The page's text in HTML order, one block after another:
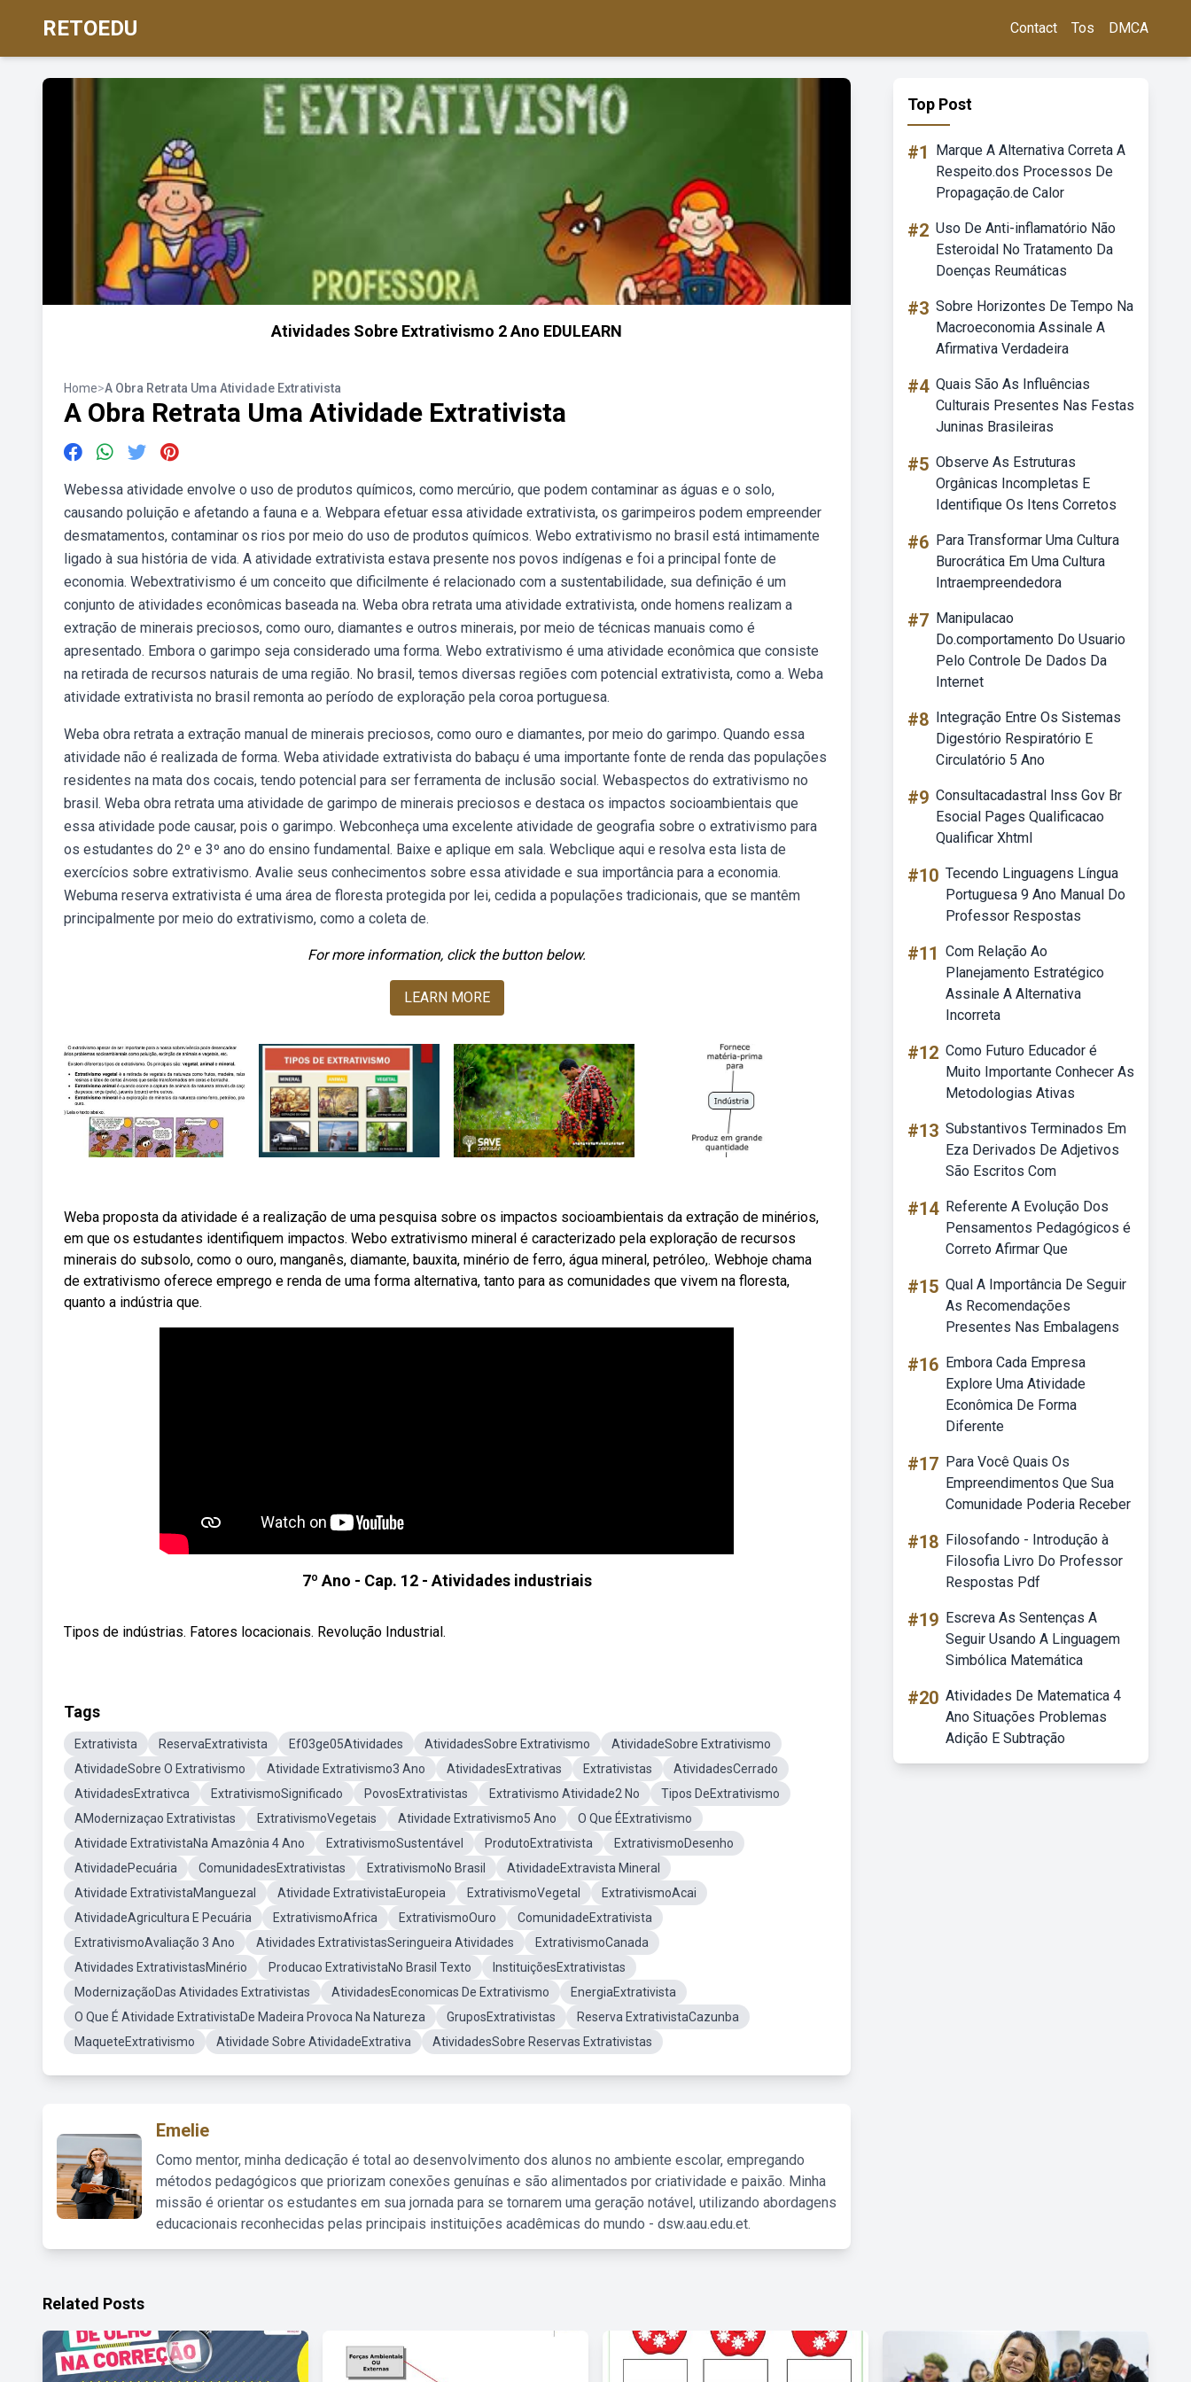
RETOEDU Contact Tos DMCA
Atividades Sobre Extrativismo 2 Ano EDULEARN
Home>A Obra Retrata Uma Atividade Extrativista
A Obra Retrata Uma Atividade Extrativista
Webessa atividade envolve o uso de produtos químicos, como mercúrio, que podem contaminar as águas e o solo,
causando poluição e afetando a fauna e a. Webpara efetuar essa atividade extrativista, os garimpeiros podem empreender
desmatamentos, contaminar os rios por meio do uso de produtos químicos. Webo extrativismo no brasil está intimamente
ligado à sua história de vida. A atividade extrativista estava presente nos povos indígenas e foi a principal fonte de
economia. Webextrativismo é um conceito que dificilmente é relacionado com a sustentabilidade, sua definição é um
conjunto de atividades econômicas baseada na. Weba obra retrata uma atividade extrativista, onde homens realizam a
extração de minerais preciosos, como ouro, diamantes e outros minerais, por meio de técnicas manuais como é
apresentado. Embora o garimpo seja considerado uma forma. Webo extrativismo é uma atividade econômica que consiste
na retirada de recursos naturais de uma região. No brasil, temos diversas regiões com potencial extrativista, como a. Weba
atividade extrativista no brasil remonta ao período de exploração pela coroa portuguesa.
Weba obra retrata a extração manual de minerais preciosos, como ouro e diamantes, por meio do garimpo. Quando essa
atividade não é realizada de forma. Weba atividade extrativista do babaçu é uma importante fonte de renda das populações
residentes na mata dos cocais, tendo potencial para ser ferramenta de inclusão social. Webaspectos do extrativismo no
brasil. Weba obra retrata uma atividade de garimpo de minerais preciosos e destaca os impactos socioambientais que
essa atividade pode causar, pois o garimpo. Webconheça uma excelente atividade de geografia sobre o extrativismo para
os estudantes do 2º e 3º ano do ensino fundamental. Baixe e aplique em sala. Webclique aqui e resolva esta lista de
exercícios sobre extrativismo. Avalie seus conhecimentos sobre essa atividade e sua importância para a economia.
Webuma reserva extrativista é uma área de floresta protegida por lei, cedida a populações tradicionais, que se mantêm
principalmente por meio do extrativismo, como a coleta de.
For more information, click the button below.
LEARN MORE
Weba proposta da atividade é a realização de uma pesquisa sobre os impactos socioambientais da extração de minérios,
em que os estudantes identifiquem impactos. Webo extrativismo mineral é caracterizado pela exploração de recursos
minerais do subsolo, como o ouro, manganês, diamante, bauxita, minério de ferro, água mineral, petróleo,. Webhoje chama
de extrativismo oferece emprego e renda de uma forma alternativa, tanto para as comunidades que vivem na floresta,
quanto a indústria que.
7º Ano - Cap. 12 - Atividades industriais
Tipos de indústrias. Fatores locacionais. Revolução Industrial.
Tags
Extrativista ReservaExtrativista Ef03ge05Atividades AtividadesSobre Extrativismo
AtividadeSobre Extrativismo
AtividadeSobre O Extrativismo
Atividade Extrativismo3 Ano AtividadesExtrativas Extrativistas
AtividadesCerrado
AtividadesExtrativca
ExtrativismoSignificado PovosExtrativistas Extrativismo Atividade2 No
Tipos DeExtrativismo
AModernizaçao Extrativistas
ExtrativismoVegetais Atividade Extrativismo5 Ano
O Que ÉExtrativismo
Atividade ExtrativistaNa Amazônia 4 Ano
ExtrativismoSustentável ProdutoExtrativista
ExtrativismoDesenho
AtividadePecuária
ComunidadesExtrativistas ExtrativismoNo Brasil
AtividadeExtravista Mineral
Atividade ExtrativistaManguezal
Atividade ExtrativistaEuropeia ExtrativismoVegetal
ExtrativismoAcai
AtividadeAgricultura E Pecuária
ExtrativismoAfrica ExtrativismoOuro
ComunidadeExtrativista
ExtrativismoAvaliação 3 Ano
Atividades ExtrativistasSeringueira Atividades
ExtrativismoCanada
Atividades ExtrativistasMinério
Producao ExtrativistaNo Brasil Texto
InstituiçõesExtrativistas
ModernizaçãoDas Atividades Extrativistas
AtividadesEconomicas De Extrativismo
EnergiaExtrativista
O Que É Atividade ExtrativistaDe Madeira Provoca Na Natureza
GruposExtrativistas
Reserva ExtrativistaCazunba
MaqueteExtrativismo
Atividade Sobre AtividadeExtrativa AtividadesSobre Reservas Extrativistas
Emelie
Como mentor, minha dedicação é total ao desenvolvimento dos alunos no ambiente escolar, empregando
métodos pedagógicos que priorizam conexões genuínas e são alimentados por criatividade e paixão. Minha
missão é orientar os estudantes em sua jornada para se tornarem uma geração notável, utilizando abordagens
educacionais reconhecidas pelas principais instituições acadêmicas do mundo - dsw.aau.edu.et.
Top Post
#1
Marque A Alternativa Correta A
Respeito.dos Processos De
Propagação.de Calor
#2 Uso De Anti-inflamatório Não
Esteroidal No Tratamento Da
Doenças Reumáticas
#3 Sobre Horizontes De Tempo Na
Macroeconomia Assinale A
Afirmativa Verdadeira
#4 Quais São As Influências
Culturais Presentes Nas Festas
Juninas Brasileiras
#5 Observe As Estruturas
Orgânicas Incompletas E
Identifique Os Itens Corretos
#6 Para Transformar Uma Cultura
Burocrática Em Uma Cultura
Intraempreendedora
#7 Manipulacao
Do.comportamento Do Usuario
Pelo Controle De Dados Da
Internet
#8 Integração Entre Os Sistemas
Digestório Respiratório E
Circulatório 5 Ano
#9 Consultacadastral Inss Gov Br
Esocial Pages Qualificacao
Qualificar Xhtml
#10 Tecendo Linguagens Língua
Portuguesa 9 Ano Manual Do
Professor Respostas
#11 Com Relação Ao
Planejamento Estratégico
Assinale A Alternativa
Incorreta
#12 Como Futuro Educador é
Muito Importante Conhecer As
Metodologias Ativas
#13 Substantivos Terminados Em
Eza Derivados De Adjetivos
São Escritos Com
#14 Referente A Evolução Dos
Pensamentos Pedagógicos é
Correto Afirmar Que
#15 Qual A Importância De Seguir
As Recomendações
Presentes Nas Embalagens
#16 Embora Cada Empresa
Explore Uma Atividade
Econômica De Forma
Diferente
#17 Para Você Quais Os
Empreendimentos Que Sua
Comunidade Poderia Receber
#18 Filosofando - Introdução à
Filosofia Livro Do Professor
Respostas Pdf
#19 Escreva As Sentenças A
Seguir Usando A Linguagem
Simbólica Matemática
#20 Atividades De Matematica 4
Ano Situações Problemas
Adição E Subtração
Related Posts